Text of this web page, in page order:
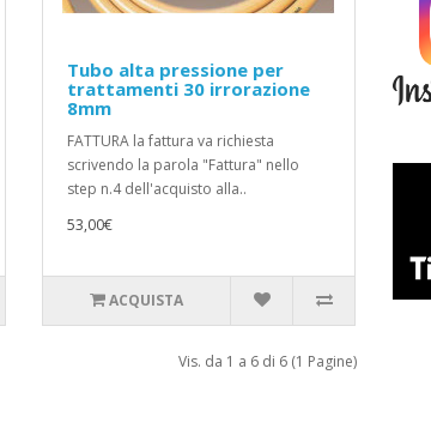
Tubo alta pressione per
trattamenti 30 irrorazione
8mm
FATTURA la fattura va richiesta
scrivendo la parola "Fattura" nello
step n.4 dell'acquisto alla..
53,00€
ACQUISTA
Vis. da 1 a 6 di 6 (1 Pagine)